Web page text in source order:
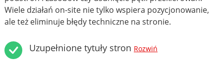
Wiele działań on-site nie tylko wspiera pozycjonowanie,
ale też eliminuje błędy techniczne na stronie.
Uzupełnione tytuły stron Rozwiń